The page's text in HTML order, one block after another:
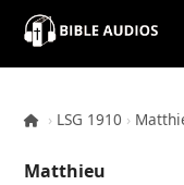
×
› LSG 1910 ›
Matthieu